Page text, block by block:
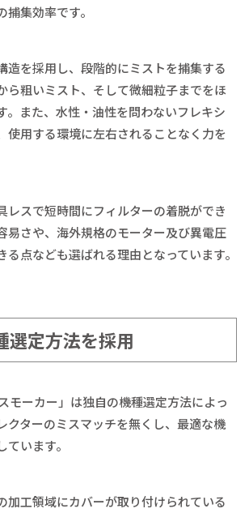
集効率です。
造を採用し、段階的にミストを捕集する
ら粗いミスト、そして微細粒子までをほ
。また、水性・油性を問わないフレキシ
使用する環境に左右されることなく力を
レスで短時間にフィルターの着脱ができ
易さや、海外規格のモーター及び異電圧
る点なども選ばれる理由となっています。
選定方法を採用
モーカー」は独自の機種選定方法によっ
クターのミスマッチを無くし、最適な機
います。
加工領域にカバーが取り付けられている